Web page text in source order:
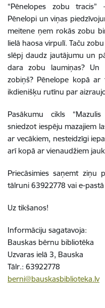
“Pēnelopes zobu
Pēnelopi un viņas
meitene ņem rokās zobu
lielā haosa virpulī. Taču
slēpj daudz jautājumu un
dara zobu laumiņas?
zobiņš? Pēnelope kopā
ikdienišķu rutīnu par
Pasākumu cikls
sniedzot iespēju mazajiem
ar vecākiem, nesteidzīgi
arī kopā ar vienaudžiem
Priecāsimies saņemt ziņu
tālruni 63922778 vai e-pastā
Uz tikšanos!
Informāciju sagatavoja:
Bauskas bērnu bibliotēka
Uzvaras ielā 3, Bauska
Tālr.: 63922778
berni@bauskasbiblioteka.lv